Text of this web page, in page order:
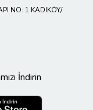
NO: 1 KADIKÖY/
İndirin